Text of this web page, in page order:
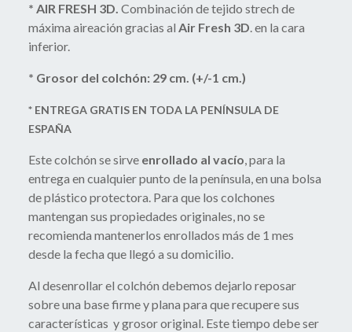
* AIR FRESH 3D. Combinación de tejido strech de
máxima aireación gracias al Air Fresh 3D. en la cara
inferior.
* Grosor del colchón: 29 cm. (+/-1 cm.)
* ENTREGA GRATIS EN TODA LA PENÍNSULA DE
ESPAÑA
Este colchón se sirve enrollado al vacío, para la
entrega en cualquier punto de la península, en una bolsa
de plástico protectora. Para que los colchones
mantengan sus propiedades originales, no se
recomienda mantenerlos enrollados más de 1 mes
desde la fecha que llegó a su domicilio.
Al desenrollar el colchón debemos dejarlo reposar
sobre una base firme y plana para que recupere sus
características y grosor original. Este tiempo debe ser